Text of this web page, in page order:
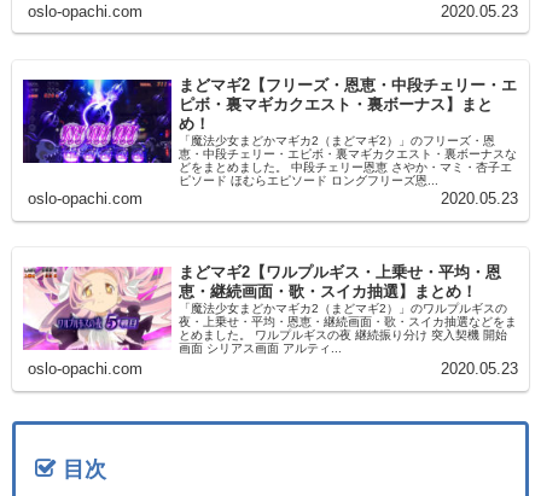
oslo-opachi.com 2020.05.23
まどマギ2【フリーズ・恩恵・中段チェリー・エ
ピボ・裏マギカクエスト・裏ボーナス】まと
め！
「魔法少女まどかマギカ2（まどマギ2）」のフリーズ・恩
恵・中段チェリー・エピボ・裏マギカクエスト・裏ボーナスな
どをまとめました。 中段チェリー恩恵 さやか・マミ・杏子エ
ピソード ほむらエピソード ロングフリーズ恩...
oslo-opachi.com 2020.05.23
まどマギ2【ワルプルギス・上乗せ・平均・恩
恵・継続画面・歌・スイカ抽選】まとめ！
「魔法少女まどかマギカ2（まどマギ2）」のワルプルギスの
夜・上乗せ・平均・恩恵・継続画面・歌・スイカ抽選などをま
とめました。 ワルプルギスの夜 継続振り分け 突入契機 開始
画面 シリアス画面 アルティ...
oslo-opachi.com 2020.05.23
目次